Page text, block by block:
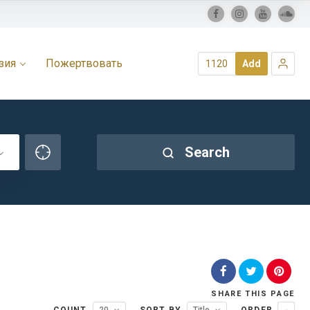
Пожертвовать 1120 Add
Search
SHARE THIS PAGE